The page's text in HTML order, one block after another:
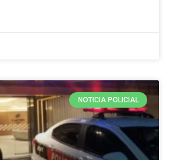
NOTICIA POLICIAL